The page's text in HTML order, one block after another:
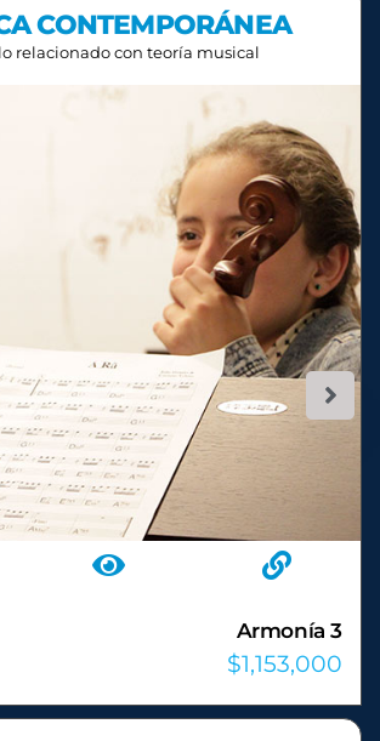
CONTEMPORÁNEA
relacionado con teoría musical
Armonía 4
$1,153,000